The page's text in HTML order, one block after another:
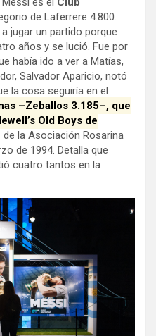
de Laferrere 4.800.
jugar un partido porque
años y se lució. Fue por
había ido a ver a Matías,
Salvador Aparicio, notó
la cosa seguiría en el
–Zeballos 3.185–, que
Old Boys de
de la Asociación Rosarina
de 1994. Detalla que
cuatro tantos en la